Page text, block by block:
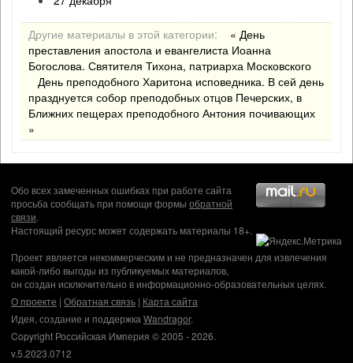
Другие материалы в этой категории:
« День
преставления апостола и евангелиста Иоанна
Богослова. Святителя Тихона, патриарха Московского
День преподобного Харитона исповедника. В сей день
празднуется собор преподобных отцов Печерских, в
Ближних пещерах преподобного Антония почивающих
»
Обо всех замеченных ошибках при работе сайта
просьба сообщать при помощи формы обратной
связи.
Настоящий ресурс может содержать материалы 18+.
Проект является некоммерческим и не предназначен для извлечения
какой-либо выгоды из публикуемых материалов,
он создан исключительно в информационно-образовательных целях.
О проекте | Обратная связь | Карта сайта
Идея, создание и поддержка Wandragor.
Copyright Российская Империя © 2005 - 2026.
v.5.2023.0712